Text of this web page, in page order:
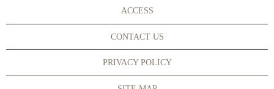
ACCESS
CONTACT US
PRIVACY POLICY